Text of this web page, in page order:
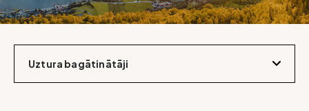
Uztura bagātinātāji